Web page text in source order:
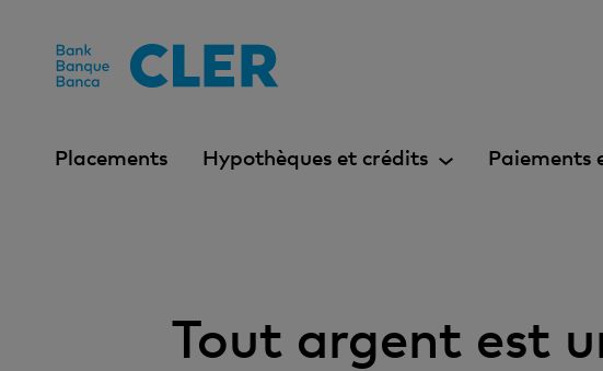
Placements Hypothèques et crédits Paiements
Tout argent est